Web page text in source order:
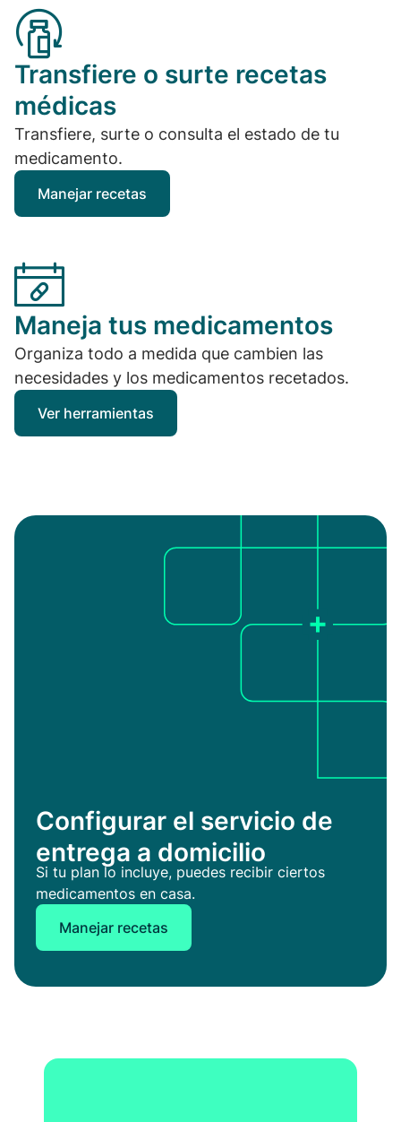
Transfiere o surte recetas
médicas
Transfiere, surte o consulta el estado de tu
medicamento.
Manejar recetas
Maneja tus medicamentos
Organiza todo a medida que cambien las
necesidades y los medicamentos recetados.
Ver herramientas
Configurar el servicio de
entrega a domicilio
Si tu plan lo incluye, puedes recibir ciertos
medicamentos en casa.
Manejar recetas